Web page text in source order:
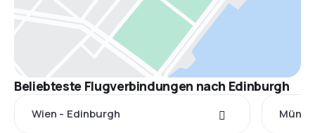
Beliebteste Flugverbindungen nach Edinburgh
Wien - Edinburgh